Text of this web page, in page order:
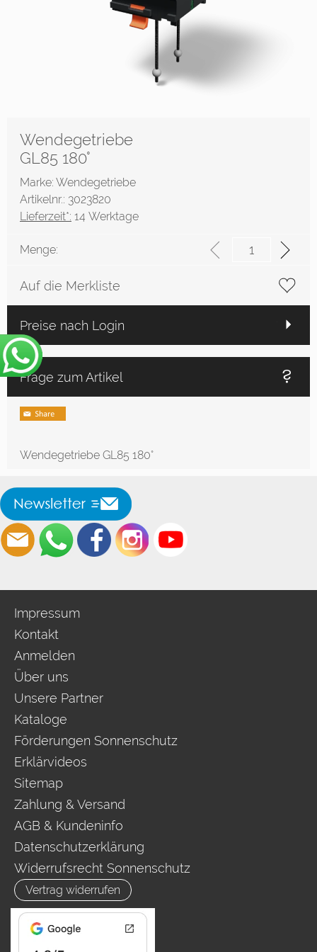
Wendegetriebe
GL85 180°
Marke: Wendegetriebe
Artikelnr.: 3023820
Lieferzeit*: 14 Werktage
Menge:
Auf die Merkliste
Preise nach Login
Frage zum Artikel
Wendegetriebe GL85 180°
Impressum
Kontakt
Anmelden
Über uns
Unsere Partner
Kataloge
Förderungen Sonnenschutz
Erklärvideos
Sitemap
Zahlung & Versand
AGB & Kundeninfo
Datenschutzerklärung
Widerrufsrecht Sonnenschutz
Vertrag widerrufen